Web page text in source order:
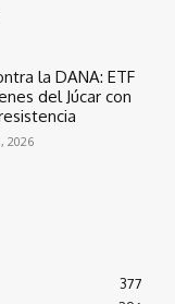
la DANA: ETF
del Júcar con
2026
377